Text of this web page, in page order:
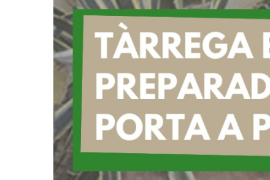
La Soll organitza el
porta a porta?'
Societat
Actualitat Societat